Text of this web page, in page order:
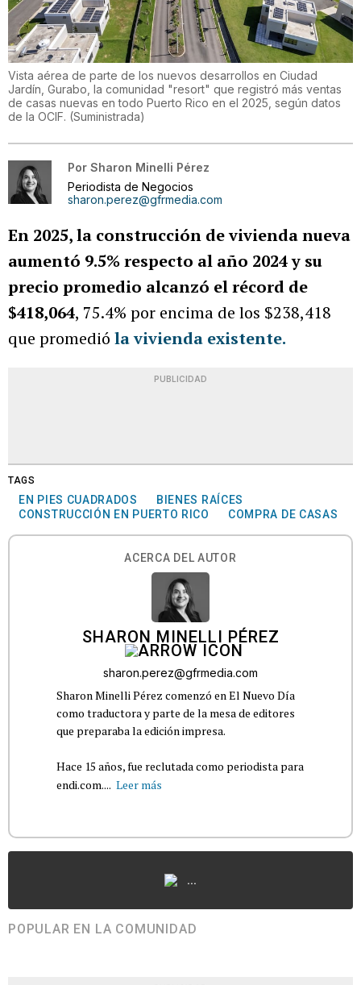
Vista aérea de parte de los nuevos desarrollos en Ciudad
Jardín, Gurabo, la comunidad "resort" que registró más ventas
de casas nuevas en todo Puerto Rico en el 2025, según datos
de la OCIF. (Suministrada)
Por Sharon Minelli Pérez
Periodista de Negocios
sharon.perez@gfrmedia.com
En 2025, la construcción de vivienda nueva
aumentó 9.5% respecto al año 2024 y su
precio promedio alcanzó el récord de
$418,064, 75.4% por encima de los $238,418
que promedió la vivienda existente.
PUBLICIDAD
TAGS
EN PIES CUADRADOS
BIENES RAÍCES
CONSTRUCCIÓN EN PUERTO RICO
COMPRA DE CASAS
ACERCA DEL AUTOR
SHARON MINELLI PÉREZ
sharon.perez@gfrmedia.com
Sharon Minelli Pérez comenzó en El Nuevo Día
como traductora y parte de la mesa de editores
que preparaba la edición impresa.
Hace 15 años, fue reclutada como periodista para
endi.com.... Leer más
...
POPULAR EN LA COMUNIDAD